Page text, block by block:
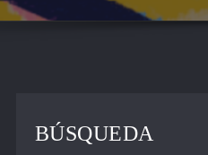
BÚSQUEDA